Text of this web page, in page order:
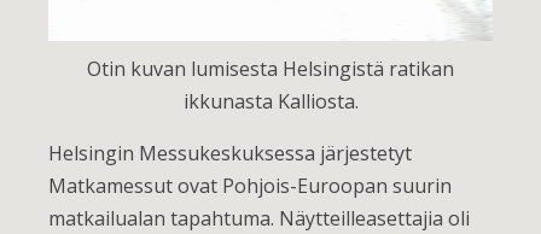
Otin kuvan lumisesta Helsingistä ratikan
ikkunasta Kalliosta.
Helsingin Messukeskuksessa järjestetyt
Matkamessut ovat Pohjois-Euroopan suurin
matkailualan tapahtuma. Näytteilleasettajia oli